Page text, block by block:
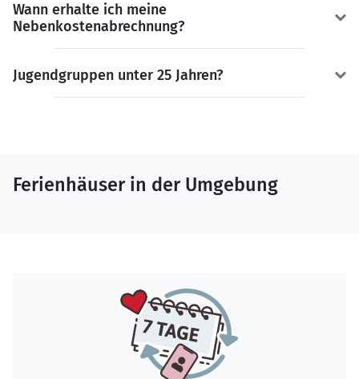
Wann erhalte ich meine
Nebenkostenabrechnung?
Jugendgruppen unter 25 Jahren?
Ferienhäuser in der Umgebung